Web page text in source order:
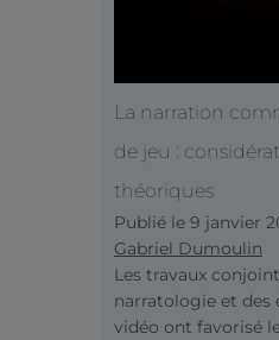
La narration
de jeu :
théoriques
Publié le 9 janvier
Gabriel Dumoulin
Les travaux
narratologie et des
vidéo ont favorisé